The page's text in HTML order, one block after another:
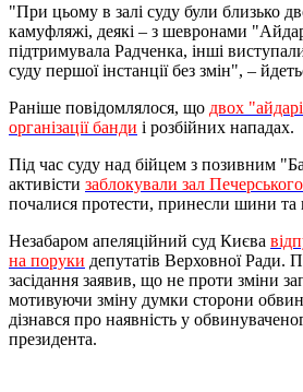
"При цьому в залі суду були близько
камуфляжі, деякі – з шевронами
підтримувала Радченка, інші
суду першої інстанції без змін", –
Раніше повідомлялося, що двох
організації банди і розбійних нападах.
Під час суду над бійцем з позивним
активісти заблокували зал
почалися протести, принесли шини та
Незабаром апеляційний суд Києва
на поруки депутатів Верховної Ради.
засідання заявив, що не проти зміни
мотивуючи зміну думки сторони
дізнався про наявність у
президента.